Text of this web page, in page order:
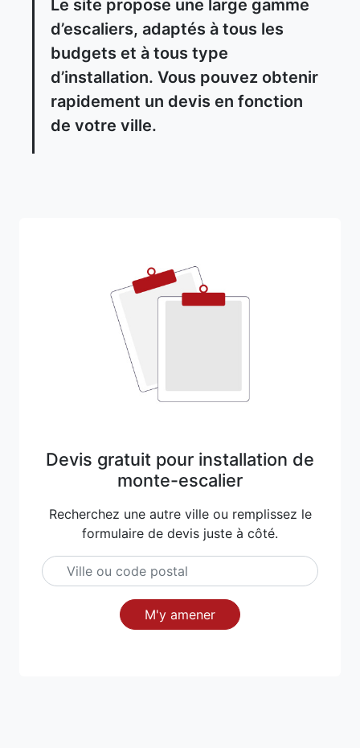
Le site propose une large gamme
d’escaliers, adaptés à tous les
budgets et à tous type
d’installation. Vous pouvez obtenir
rapidement un devis en fonction
de votre ville.
Devis gratuit pour installation de
monte-escalier
Recherchez une autre ville ou remplissez le
formulaire de devis juste à côté.
M'y amener